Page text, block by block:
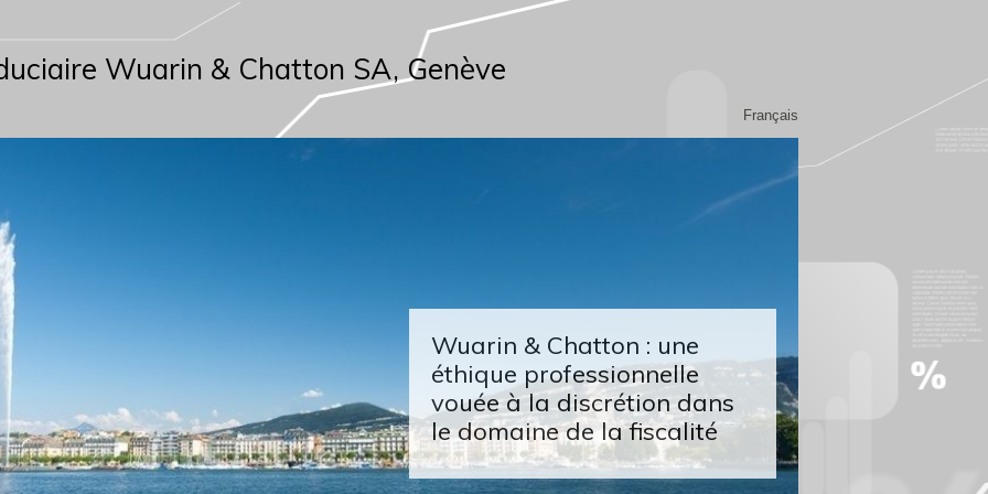
Français
Wuarin & Chatton SA, Genève
Wuarin & Chatton : une
éthique professionnelle
vouée à la discrétion dans
le domaine de la fiscalité